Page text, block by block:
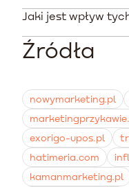
zamówień.
wskaźnik odpowiedzi.
Wideo pozwala na
prawdziwych emocji,
porcji, co buduje
Jaki jest wpływ
Kampanie oparte na
skuteczniejszemu
kosztom kliknięcia.
Źródła
nowymarketing.pl
exorigo-upos.pl
hatimeria.com
kamanmarketing.pl